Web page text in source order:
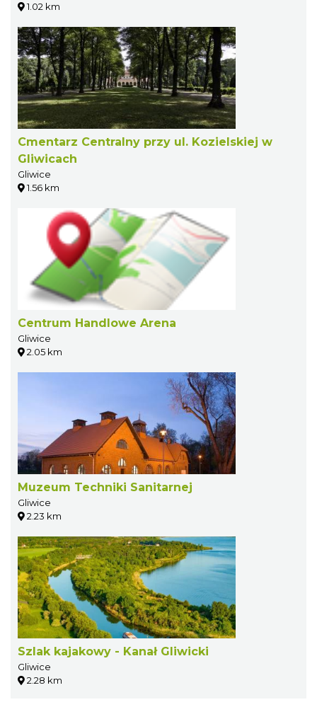
1.02 km
Cmentarz Centralny przy ul. Kozielskiej w
Gliwicach
Gliwice
1.56 km
Centrum Handlowe Arena
Gliwice
2.05 km
Muzeum Techniki Sanitarnej
Gliwice
2.23 km
Szlak kajakowy - Kanał Gliwicki
Gliwice
2.28 km